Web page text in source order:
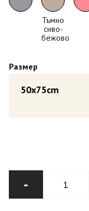
Тъмно
сиво-
бежово
Размер
50x75cm
-